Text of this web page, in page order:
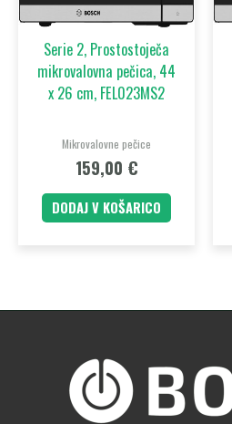
Serie 2, Prostostoječa
mikrovalovna pečica, 44
x 26 cm, FEL023MS2
Mikrovalovne pečice
159,00 €
DODAJ V KOŠARICO